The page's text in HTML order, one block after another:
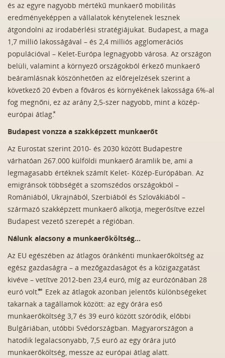
és az egyre nagyobb mértékű munkaerő mobilitás
eredményeképpen a vállalatok kénytelenek lesznek
átgondolni az irodabérlési stratégiájukat. Budapest, a maga
1,7 millió lakosságával – és 2,4 milliós agglomerációs
populációval – Kelet-Európa legnagyobb városa. Az országon
belüli, valamint a környező országokból érkező munkaerő
beáramlásnak köszönhetően az előrejelzések szerint a
következő 20 évben a főváros és környékének lakossága 6%-al
fog megnőni, ez az arány 2,5-szer nagyobb, mint a közép-
európai átlag.⃰
Budapest vonzza a szakképzett munkaerőt
Az Eurostat szerint 2010- és 2030 között Budapestre
várhatóan 267.000 külföldi munkaerő áramlik be, ami a
legmagasabb értéknek számít Kelet- Közép-Európában. Az
emigránsok többségét a szomszédos országokból –
Romániából, Ukrajnából, Szerbiából és Szlovákiából –
származó szakképzett munkaerő alkotja, megerősítve ezzel
Budapest vezető szerepét a régióban.
Nálunk alacsony a munkaerőköltség…
Az EU egészében az átlagos óránkénti munkaerőköltség az
egész gazdaságra – a mezőgazdaságot és a közigazgatást
kivéve – vetítve 2012-ben 23,4 euró, míg az eurózónában 28
euró volt.⃰⃰ ⃰ Ezek az átlagok azonban jelentős különbségeket
takarnak a tagállamok között: az egy órára eső
munkaerőköltség 3,7 és 39 euró között szóródik, előbbi
Bulgáriában, utóbbi Svédországban. Magyarországon a
hatodik legalacsonyabb, 7,5 euró az egy órára jutó
munkaerőköltség, messze az európai átlag alatt.